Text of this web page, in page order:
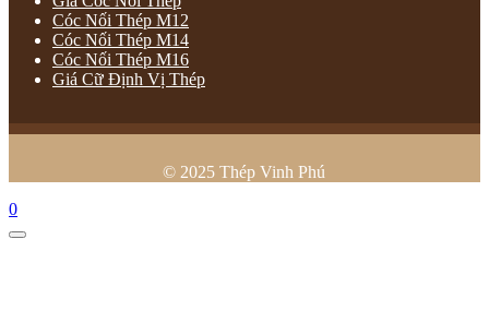
Cóc Nối Thép M12
Cóc Nối Thép M14
Cóc Nối Thép M16
Giá Cữ Định Vị Thép
© 2025 Thép Vinh Phú
0